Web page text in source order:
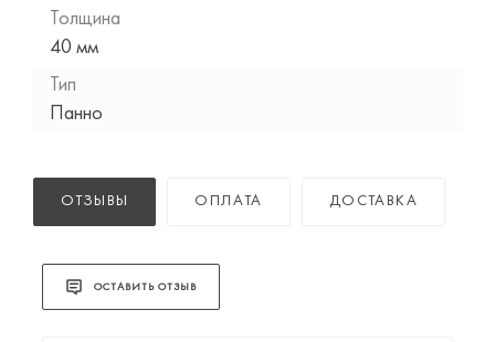
Толщина
40 мм
Тип
Панно
ОТЗЫВЫ ОПЛАТА ДОСТАВКА
ОСТАВИТЬ ОТЗЫВ